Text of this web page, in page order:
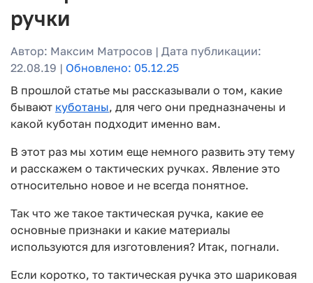
ручки
Автор: Максим Матросов | Дата публикации:
22.08.19 | Обновлено: 05.12.25
В прошлой статье мы рассказывали о том, какие
бывают куботаны, для чего они предназначены и
какой куботан подходит именно вам.
В этот раз мы хотим еще немного развить эту тему
и расскажем о тактических ручках. Явление это
относительно новое и не всегда понятное.
Так что же такое тактическая ручка, какие ее
основные признаки и какие материалы
используются для изготовления? Итак, погнали.
Если коротко, то тактическая ручка это шариковая